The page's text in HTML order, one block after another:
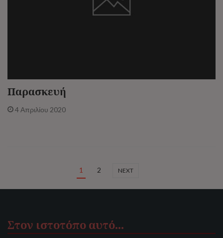
Παρασκευή
4 Απριλίου 2020
1 2 NEXT
Στον ιστοτόπο αυτό…